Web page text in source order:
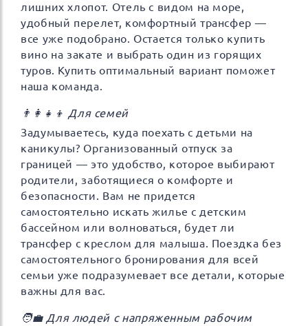
лишних хлопот. Отель с видом на море,
удобный перелет, комфортный трансфер —
все уже подобрано. Остается только купить
вино на закате и выбрать один из горящих
туров. Купить оптимальный вариант поможет
наша команда.
👨‍👩‍👧‍👦 Для семей
Задумываетесь, куда поехать с детьми на
каникулы? Организованный отпуск за
границей — это удобство, которое выбирают
родители, заботящиеся о комфорте и
безопасности. Вам не придется
самостоятельно искать жилье с детским
бассейном или волноваться, будет ли
трансфер с креслом для малыша. Поездка без
самостоятельного бронирования для всей
семьи уже подразумевает все детали, которые
важны для вас.
🧑‍💼 Для людей с напряженным рабочим